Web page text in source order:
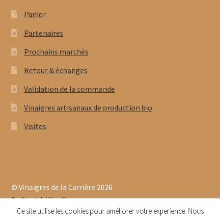
Panier
Partenaires
Prochains marchés
Retour & échanges
Validation de la commande
Vinaigres artisanaux de production bio
Visites
© Vinaigres de la Carrière 2026
Built with WooCommerce.
Ce site utilise les cookies pour améliorer votre experience. Nous